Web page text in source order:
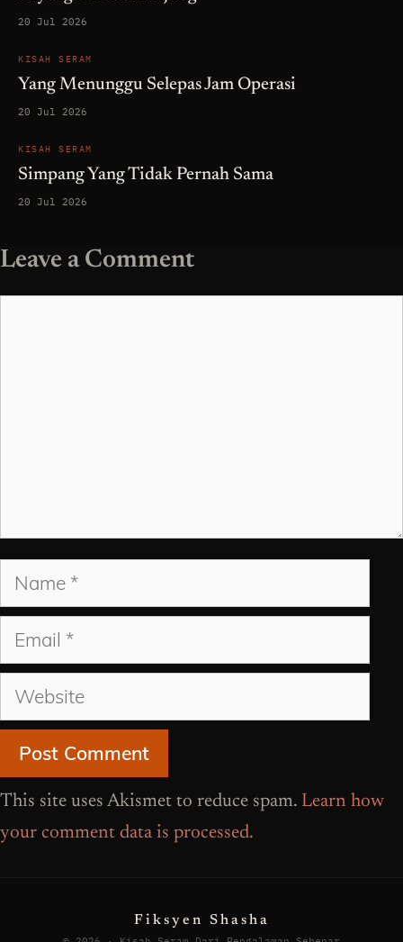
20 Jul 2026
KISAH SERAM
Yang Menunggu Selepas Jam Operasi
20 Jul 2026
KISAH SERAM
Simpang Yang Tidak Pernah Sama
20 Jul 2026
Leave a Comment
Name
Email
Website
This site uses Akismet to reduce spam. Learn how
your comment data is processed.
Fiksyen Shasha